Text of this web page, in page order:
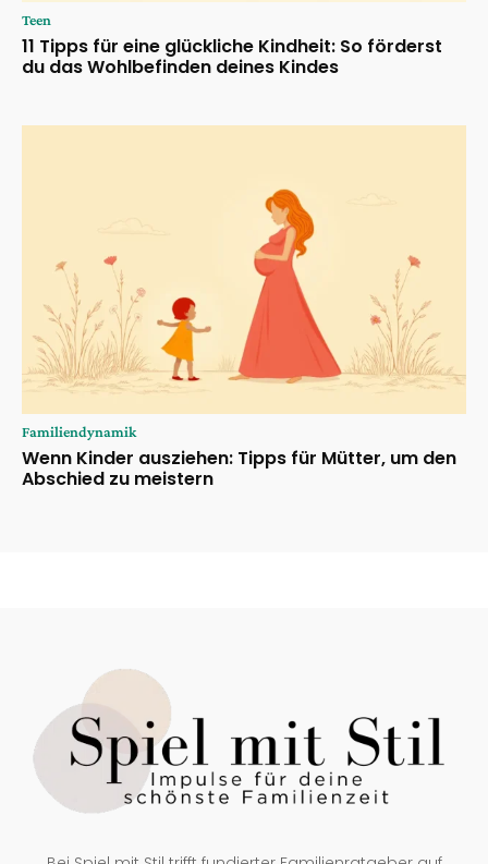
Teen
11 Tipps für eine glückliche Kindheit: So förderst
du das Wohlbefinden deines Kindes
Familiendynamik
Wenn Kinder ausziehen: Tipps für Mütter, um den
Abschied zu meistern